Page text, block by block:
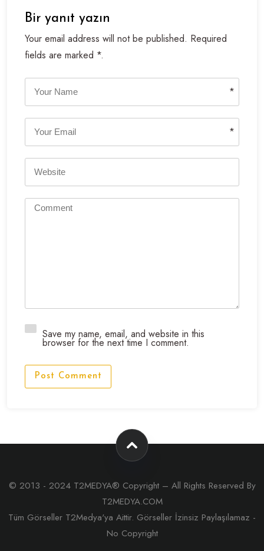
Bir yanıt yazın
Your email address will not be published. Required
fields are marked *.
*
*
Save my name, email, and website in this
browser for the next time I comment.
Post Comment
© 2013 - 2024 T2MEDYA® Copyright – All Rights Reserved By
T2MEDYA.COM
Tüm Görseller T2Medya'ya Aittir. Görseller İzinsiz Paylaşılamaz -
No Copyright